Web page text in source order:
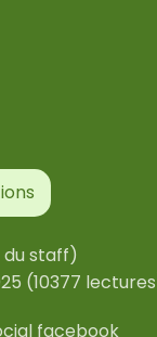
staff)
(10377
facebook